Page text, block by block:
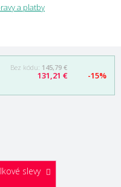
a platby
Bez kódu: 145,79 €
131,21 € -15%
slevy